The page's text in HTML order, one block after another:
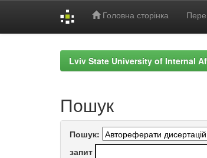
Головна сторінка
Lviv State University of Internal
Пошук
Пошук:
запит